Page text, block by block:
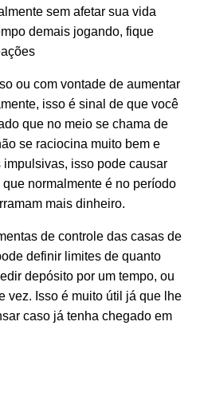
sem afetar sua vida
demais jogando, fique
ou com vontade de aumentar
isso é sinal de que você
que no meio se chama de
se raciocina muito bem e
isso pode causar
normalmente é no período
mais dinheiro.
de controle das casas de
definir limites de quanto
depósito por um tempo, ou
vez. Isso é muito útil já que lhe
caso já tenha chegado em